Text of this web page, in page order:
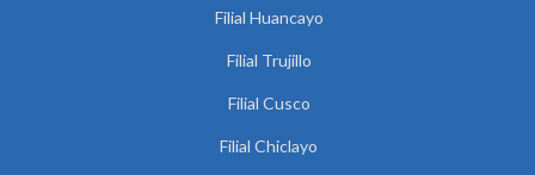
Filial Huancayo
Filial Trujillo
Filial Cusco
Filial Chiclayo